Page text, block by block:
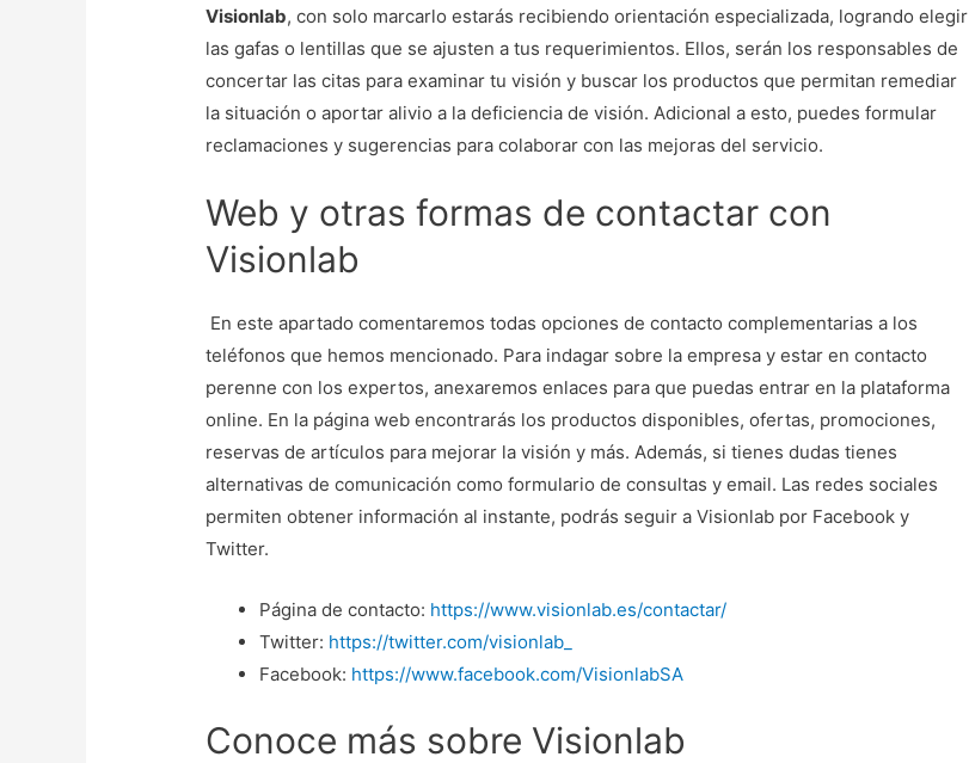
Visionlab, con solo marcarlo estarás recibiendo orientación especializada, logrando elegir
las gafas o lentillas que se ajusten a tus requerimientos. Ellos, serán los responsables de
concertar las citas para examinar tu visión y buscar los productos que permitan remediar
la situación o aportar alivio a la deficiencia de visión. Adicional a esto, puedes formular
reclamaciones y sugerencias para colaborar con las mejoras del servicio.
Web y otras formas de contactar con
Visionlab
En este apartado comentaremos todas opciones de contacto complementarias a los
teléfonos que hemos mencionado. Para indagar sobre la empresa y estar en contacto
perenne con los expertos, anexaremos enlaces para que puedas entrar en la plataforma
online. En la página web encontrarás los productos disponibles, ofertas, promociones,
reservas de artículos para mejorar la visión y más. Además, si tienes dudas tienes
alternativas de comunicación como formulario de consultas y email. Las redes sociales
permiten obtener información al instante, podrás seguir a Visionlab por Facebook y
Twitter.
Página de contacto: https://www.visionlab.es/contactar/
Twitter: https://twitter.com/visionlab_
Facebook: https://www.facebook.com/VisionlabSA
Conoce más sobre Visionlab